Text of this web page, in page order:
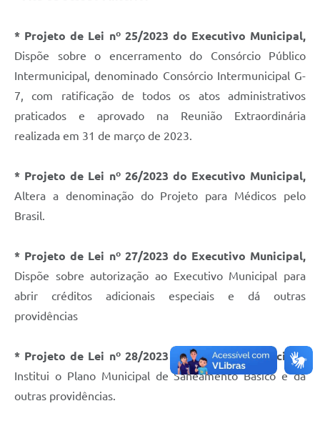
* Projeto de Lei nº 25/2023 do Executivo Municipal,
Dispõe sobre o encerramento do Consórcio Público
Intermunicipal, denominado Consórcio Intermunicipal G-
7, com ratificação de todos os atos administrativos
praticados e aprovado na Reunião Extraordinária
realizada em 31 de março de 2023.
* Projeto de Lei nº 26/2023 do Executivo Municipal,
Altera a denominação do Projeto para Médicos pelo
Brasil.
* Projeto de Lei nº 27/2023 do Executivo Municipal,
Dispõe sobre autorização ao Executivo Municipal para
abrir créditos adicionais especiais e dá outras
providências
* Projeto de Lei nº 28/2023 do Executivo Municipal,
Institui o Plano Municipal de Saneamento Básico e dá
outras providências.